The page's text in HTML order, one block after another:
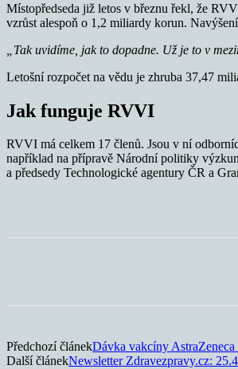
Místopředseda již letos v březnu řekl, že
vzrůst alespoň o 1,2 miliardy korun.
„Tak uvidíme, jak to dopadne. Už je to v
Letošní rozpočet na vědu je zhruba 37,47
Jak funguje RVVI
RVVI má celkem 17 členů. Jsou v ní
například na přípravě Národní politiky
a předsedy Technologické agentury ČR a
Předchozí článekDávka vakcíny
Další článekNewsletter Zdravezpravy.cz: